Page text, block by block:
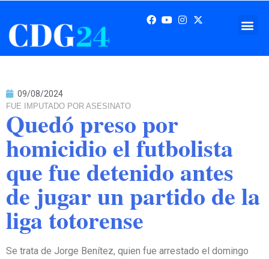
09/08/2024
FUE IMPUTADO POR ASESINATO
Quedó preso por
homicidio el futbolista
que fue detenido antes
de jugar un partido de la
liga totorense
Se trata de Jorge Benítez, quien fue arrestado el domingo